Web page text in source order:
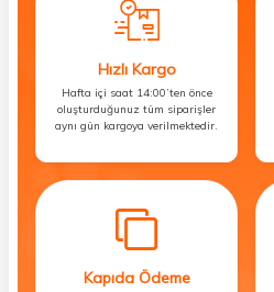
Hızlı Kargo
Hafta içi saat 14:00’ten önce
oluşturduğunuz tüm siparişler
aynı gün kargoya verilmektedir.
Kapıda Ödeme